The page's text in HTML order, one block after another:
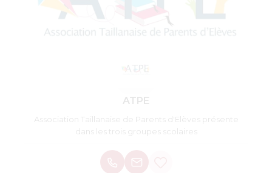
ATPE
Association Taillanaise de Parents d'Elèves présente
dans les trois groupes scolaires